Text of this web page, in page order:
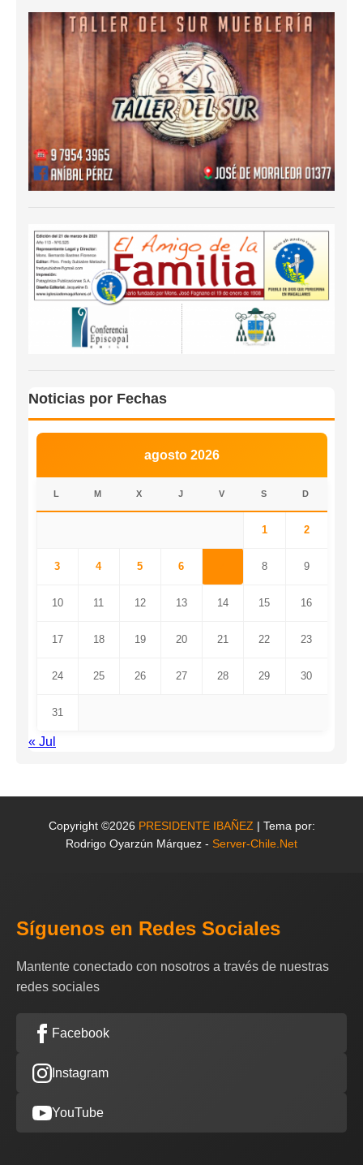
Noticias por Fechas
agosto 2026
L M X J V S D
1 2
3 4 5 6 8 9
10 11 12 13 14 15 16
17 18 19 20 21 22 23
24 25 26 27 28 29 30
31
« Jul
Copyright ©2026 PRESIDENTE IBAÑEZ | Tema por:
Rodrigo Oyarzún Márquez - Server-Chile.Net
Síguenos en Redes Sociales
Mantente conectado con nosotros a través de nuestras
redes sociales
Facebook
Instagram
YouTube